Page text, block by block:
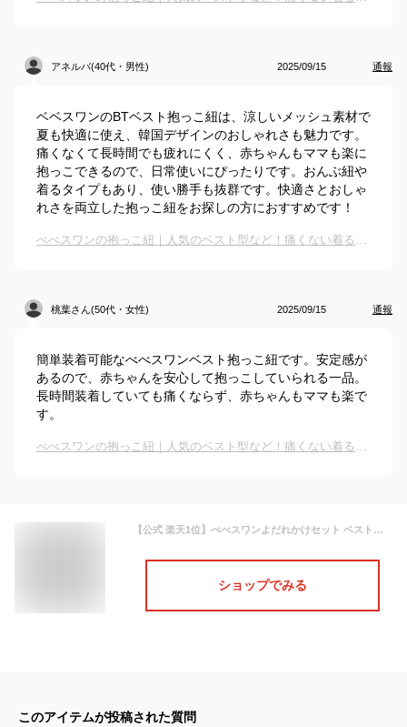
アネルバ(40代・男性) 2025/09/15 通報
ベベスワンのBTベスト抱っこ紐は、涼しいメッシュ素材で
夏も快適に使え、韓国デザインのおしゃれさも魅力です。
痛くなくて長時間でも疲れにくく、赤ちゃんもママも楽に
抱っこできるので、日常使いにぴったりです。おんぶ紐や
着るタイプもあり、使い勝手も抜群です。快適さとおしゃ
れさを両立した抱っこ紐をお探しの方におすすめです！
べべスワンの抱っこ紐｜人気のベスト型など！痛くない着るタイプの抱っこ紐のおすすめは？
桃葉さん(50代・女性) 2025/09/15 通報
簡単装着可能なべべスワンベスト抱っこ紐です。安定感が
あるので、赤ちゃんを安心して抱っこしていられる一品。
長時間装着していても痛くならず、赤ちゃんもママも楽で
す。
べべスワンの抱っこ紐｜人気のベスト型など！痛くない着るタイプの抱っこ紐のおすすめは？
【公式 楽天1位】べべスワンよだれかけセット ベスト抱っこ紐 抱っこ紐 べべスワン BTベスト抱っこ紐 抱っこ紐セット ベビーキャリア おんぶ紐 韓国 長時間使える 疲れにくい 痛くない
ショップでみる
このアイテムが投稿された質問